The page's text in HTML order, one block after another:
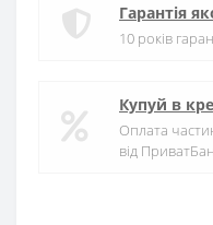
Гарантія
10 років
Купуй в
Оплата
від